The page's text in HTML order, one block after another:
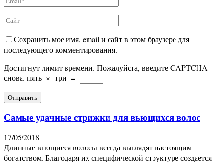
Сохранить мое имя, email и сайт в этом браузере для
последующего комментирования.
Достигнут лимит времени. Пожалуйста, введите CAPTCHA
снова. пять × три =
Самые удачные стрижки для вьющихся волос
17/05/2018
Длинные вьющиеся волосы всегда выглядят настоящим
богатством. Благодаря их специфической структуре создается